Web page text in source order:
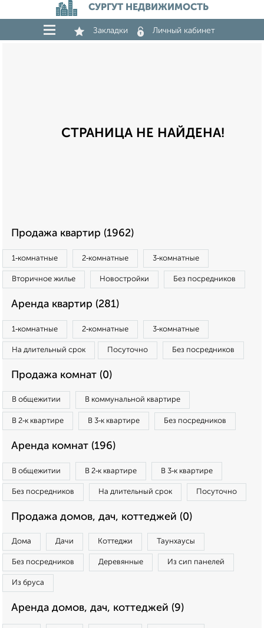
СУРГУТ НЕДВИЖИМОСТЬ
Закладки Личный кабинет
СТРАНИЦА НЕ НАЙДЕНА!
Продажа квартир (1962)
1‑комнатные 2‑комнатные 3‑комнатные
Вторичное жилье Новостройки Без посредников
Аренда квартир (281)
1‑комнатные 2‑комнатные 3‑комнатные
На длительный срок Посуточно Без посредников
Продажа комнат (0)
В общежитии В коммунальной квартире
В 2‑к квартире В 3‑к квартире Без посредников
Аренда комнат (196)
В общежитии В 2‑к квартире В 3‑к квартире
Без посредников На длительный срок Посуточно
Продажа домов, дач, коттеджей (0)
Дома Дачи Коттеджи Таунхаусы
Без посредников Деревянные Из сип панелей
Из бруса
Аренда домов, дач, коттеджей (9)